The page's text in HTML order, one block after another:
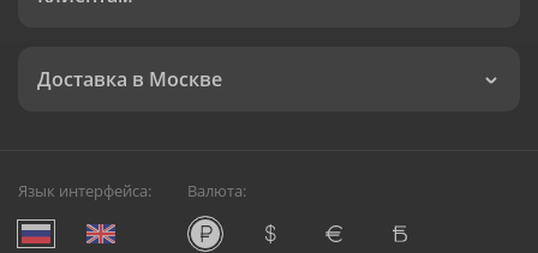
Доставка в Москве
Язык интерфейса: Валюта: